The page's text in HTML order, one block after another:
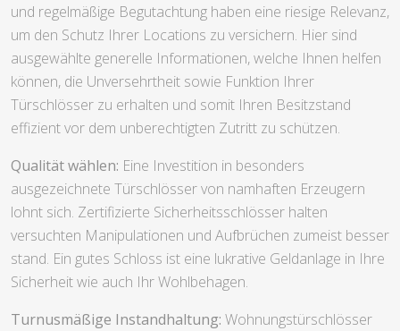
und regelmäßige Begutachtung haben eine riesige Relevanz,
um den Schutz Ihrer Locations zu versichern. Hier sind
ausgewählte generelle Informationen, welche Ihnen helfen
können, die Unversehrtheit sowie Funktion Ihrer
Türschlösser zu erhalten und somit Ihren Besitzstand
effizient vor dem unberechtigten Zutritt zu schützen.
Qualität wählen: Eine Investition in besonders
ausgezeichnete Türschlösser von namhaften Erzeugern
lohnt sich. Zertifizierte Sicherheitsschlösser halten
versuchten Manipulationen und Aufbrüchen zumeist besser
stand. Ein gutes Schloss ist eine lukrative Geldanlage in Ihre
Sicherheit wie auch Ihr Wohlbehagen.
Turnusmäßige Instandhaltung: Wohnungstürschlösser